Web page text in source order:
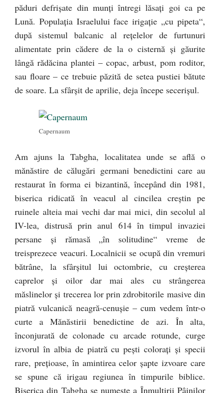
păduri defrişate din munţi întregi lăsaţi goi ca pe
Lună. Populaţia Israelului face irigaţie „cu pipeta“,
după sistemul balcanic al reţelelor de furtunuri
alimentate prin cădere de la o cisternă şi găurite
lângă rădăcina plantei – copac, arbust, pom roditor,
sau floare – ce trebuie păzită de setea pustiei bătute
de soare. La sfârşit de aprilie, deja începe secerişul.
Capernaum
Am ajuns la Tabgha, localitatea unde se află o
mănăstire de călugări germani benedictini care au
restaurat în forma ei bizantină, începând din 1981,
biserica ridicată în veacul al cincilea creştin pe
ruinele alteia mai vechi dar mai mici, din secolul al
IV-lea, distrusă prin anul 614 în timpul invaziei
persane şi rămasă „în solitudine“ vreme de
treisprezece veacuri. Localnicii se ocupă din vremuri
bătrâne, la sfârşitul lui octombrie, cu creşterea
caprelor şi oilor dar mai ales cu strângerea
măslinelor şi trecerea lor prin zdrobitorile masive din
piatră vulcanică neagră-cenuşie – cum vedem într-o
curte a Mănăstirii benedictine de azi. În alta,
înconjurată de colonade cu arcade rotunde, curge
izvorul în albia de piatră cu peşti coloraţi şi specii
rare, preţioase, în amintirea celor şapte izvoare care
se spune că irigau regiunea în timpurile biblice.
Biserica din Tabgha se numeşte a Înmulţirii Pâinilor